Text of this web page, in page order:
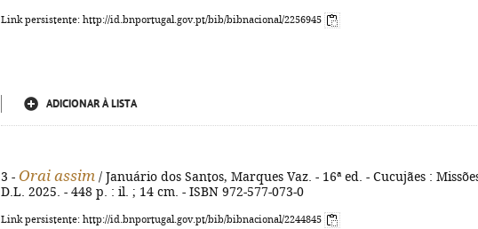
Link persistente: http://id.bnportugal.gov.pt/bib/bibnacional/2256945
ADICIONAR À LISTA
3 - Orai assim / Januário dos Santos, Marques Vaz. - 16ª ed. - Cucujães :
D.L. 2025. - 448 p. : il. ; 14 cm. - ISBN 972-577-073-0
Link persistente: http://id.bnportugal.gov.pt/bib/bibnacional/2244845